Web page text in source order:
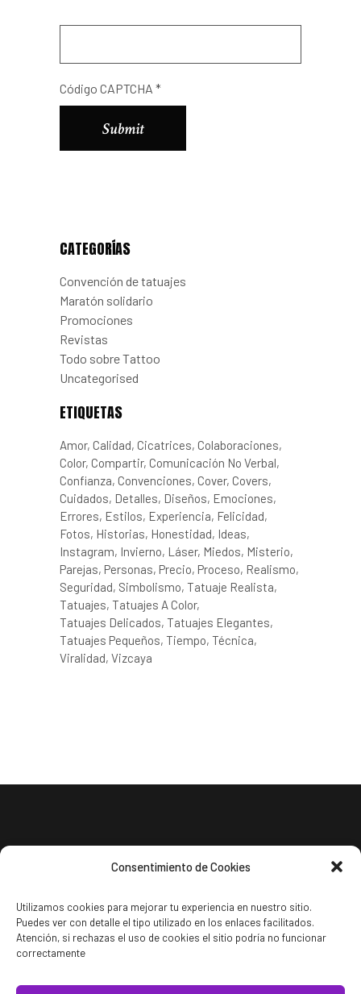
Consentimiento de Cookies
Utilizamos cookies para mejorar tu experiencia en nuestro sitio.
Puedes ver con detalle el tipo utilizado en los enlaces facilitados.
Atención, si rechazas el uso de cookies el sitio podría no funcionar
correctamente
Código CAPTCHA *
CATEGORÍAS
Convención de tatuajes
Maratón solidario
Promociones
Revistas
Todo sobre Tattoo
Uncategorised
ETIQUETAS
Amor Calidad Cicatrices Colaboraciones
Color Compartir Comunicación No Verbal
Confianza Convenciones Cover Covers
Cuidados Detalles Diseños Emociones
Errores Estilos Experiencia Felicidad
Fotos Historias Honestidad Ideas
Instagram Invierno Láser Miedos Misterio
Parejas Personas Precio Proceso Realismo
Seguridad Simbolismo Tatuaje Realista
Tatuajes Tatuajes A Color
Tatuajes Delicados Tatuajes Elegantes
Tatuajes Pequeños Tiempo Técnica
Viralidad Vizcaya
Política de cookies
Politica de privacidad